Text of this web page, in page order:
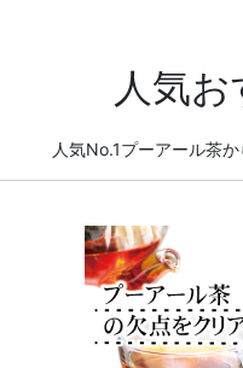
人気
人気No.1プーアール茶